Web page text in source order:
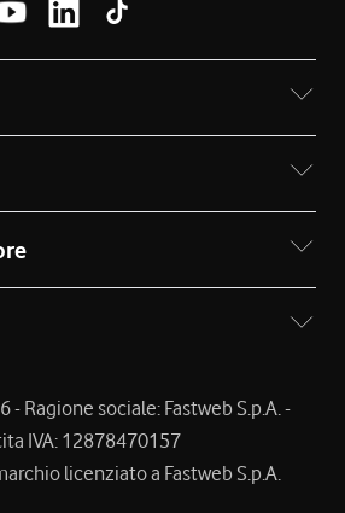
Ragione sociale: Fastweb S.p.A. -
IVA: 12878470157
licenziato a Fastweb S.p.A.